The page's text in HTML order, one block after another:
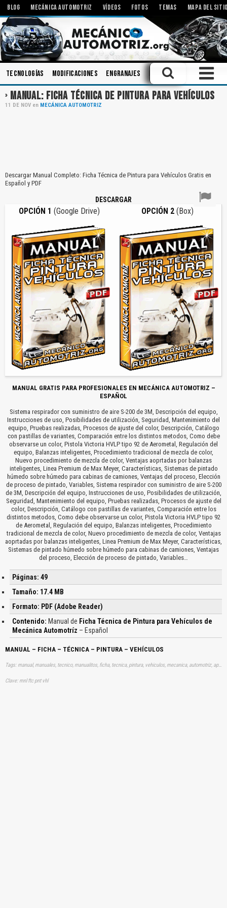
BLOG MECÁNICA AUTOMOTRIZ VÍDEOS FOTOS TEMAS MAPA DEL
Tecnologías Modificaciones Engranajes Pistones Motores
MANUAL: FICHA TÉCNICA DE PINTURA PARA VEHÍCULOS
11 DE NOV en MECÁNICA AUTOMOTRIZ
Descargar Manual Completo: Ficha Técnica de Pintura para Vehículos Gratis en
Español y PDF
DESCARGAR
OPCIÓN 1 (Google Drive) OPCIÓN 2(Box)
MANUAL GRATIS PARA PROFESIONALES EN MECÁNICA AUTOMOTRIZ –
ESPAÑOL
Sistema respirador con suministro de aire S-200 de 3M, Descripción del equipo,
Instrucciones de uso, Posibilidades de utilización, Seguridad, Mantenimiento del
equipo, Pruebas realizadas, Procesos de ajuste del color, Descripción, Catálogo
con pastillas de variantes, Comparación entre los distintos metodos, Como debe
observarse un color, Pistola Victoria HVLP tipo 92 de Aerometal, Regulación del
equipo, Balanzas inteligentes, Procedimiento tradicional de mezcla de color,
Nuevo procedimiento de mezcla de color, Ventajas aoprtadas por balanzas
inteligentes, Linea Premium de Max Meyer, Características, Sistemas de pintado
húmedo sobre húmedo para cabinas de camiones, Ventajas del proceso, Elección
de proceso de pintado, Variables, Sistema respirador con suministro de aire S-200
de 3M, Descripción del equipo, Instrucciones de uso, Posibilidades de utilización,
Seguridad, Mantenimiento del equipo, Pruebas realizadas, Procesos de ajuste del
color, Descripción, Catálogo con pastillas de variantes, Comparación entre los
distintos metodos, Como debe observarse un color, Pistola Victoria HVLP tipo 92
de Aerometal, Regulación del equipo, Balanzas inteligentes, Procedimiento
tradicional de mezcla de color, Nuevo procedimiento de mezcla de color, Ventajas
aoprtadas por balanzas inteligentes, Linea Premium de Max Meyer, Características,
Sistemas de pintado húmedo sobre húmedo para cabinas de camiones, Ventajas
del proceso, Elección de proceso de pintado, Variables…
Páginas: 49
Tamaño: 17.4 MB
Formato: PDF (Adobe Reader)
Contenido: Manual de Ficha Técnica de Pintura para Vehículos de
Mecánica Automotríz – Español
MANUAL – FICHA – TÉCNICA – PINTURA – VEHÍCULOS
Tags: manual, manuales, tecnico, manualitos, ficha, tecnica, pintura, vehiculos, mecanica, automotriz, aprender, descargas
Clave: mnl ftc pnt vhl